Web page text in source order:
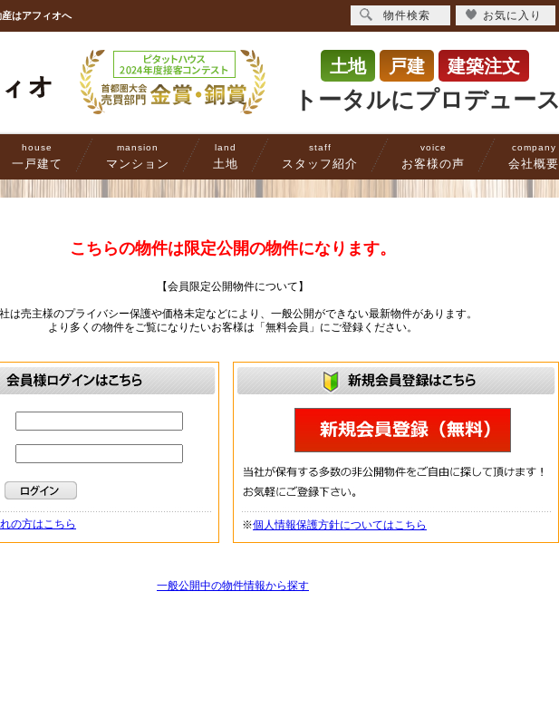
はアフィオへ
土地 戸建 建築注文
トータルにプロデュース
house
一戸建て
mansion
マンション
land
土地
staff
スタッフ紹介
voice
お客様の声
company
会社概要
こちらの物件は限定公開の物件になります。
【会員限定公開物件について】
は売主様のプライバシー保護や価格未定などにより、一般公開ができない最新物件があります。
より多くの物件をご覧になりたいお客様は「無料会員」にご登録ください。
の方はこちら ※個人情報保護方針についてはこちら
一般公開中の物件情報から探す
物件検索 お気に入り